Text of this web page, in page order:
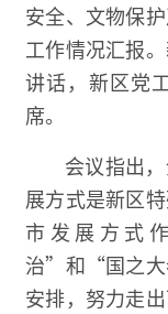
安全、文物保
工作情况汇报
讲话，新区党
席。
会议指出
展方式是新区
市发展方式
治”和“国之大
安排，努力走